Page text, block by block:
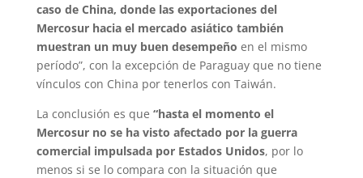
caso de China, donde las exportaciones del
Mercosur hacia el mercado asiático también
muestran un muy buen desempeño en el mismo
período”, con la excepción de Paraguay que no tiene
vínculos con China por tenerlos con Taiwán.
La conclusión es que “hasta el momento el
Mercosur no se ha visto afectado por la guerra
comercial impulsada por Estados Unidos, por lo
menos si se lo compara con la situación que